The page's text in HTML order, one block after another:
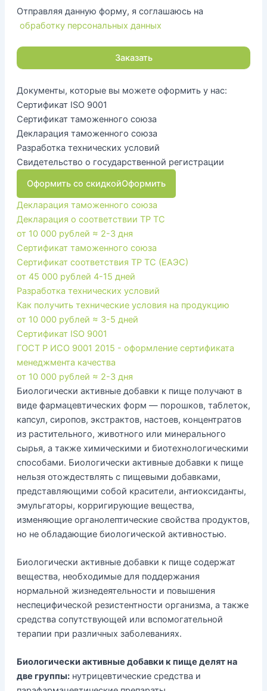
Отправляя данную форму, я соглашаюсь на
обработку персональных данных
Документы, которые вы можете оформить у нас:
Сертификат ISO 9001
Сертификат таможенного союза
Декларация таможенного союза
Разработка технических условий
Свидетельство о государственной регистрации
Оформить со скидкойОформить
Декларация таможенного союза
Декларация о соответствии ТР ТС
от 10 000 рублей ≈ 2-3 дня
Сертификат таможенного союза
Сертификат соответствия ТР ТС (ЕАЭС)
от 45 000 рублей 4-15 дней
Разработка технических условий
Как получить технические условия на продукцию
от 10 000 рублей ≈ 3-5 дней
Сертификат ISO 9001
ГОСТ Р ИСО 9001 2015 - оформление сертификата
менеджмента качества
от 10 000 рублей ≈ 2-3 дня
Биологически активные добавки к пище получают в
виде фармацевтических форм — порошков, таблеток,
капсул, сиропов, экстрактов, настоев, концентратов
из растительного, животного или минерального
сырья, а также химическими и биотехнологическими
способами. Биологически активные добавки к пище
нельзя отождествлять с пищевыми добавками,
представляющими собой красители, антиоксиданты,
эмульгаторы, корригирующие вещества,
изменяющие органолептические свойства продуктов,
но не обладающие биологической активностью.
Биологически активные добавки к пище содержат
вещества, необходимые для поддержания
нормальной жизнедеятельности и повышения
неспецифической резистентности организма, а также
средства сопутствующей или вспомогательной
терапии при различных заболеваниях.
Биологически активные добавки к пище делят на
две группы:нутрицевтические средства и